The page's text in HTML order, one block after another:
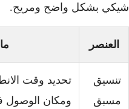
شيكي بشكل واضح ومريح.
العنصر
تنسيق
مسبق
تحديد وقت
ومكان